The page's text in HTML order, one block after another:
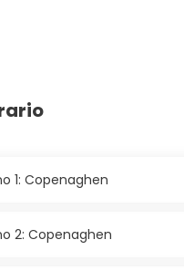
1: Copenaghen
2: Copenaghen